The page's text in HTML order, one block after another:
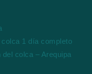
1 día completo
colca – Arequipa